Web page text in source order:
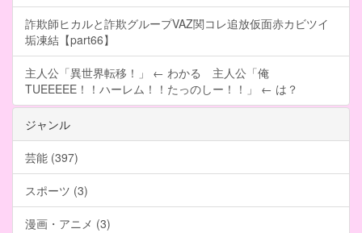
詐欺師ヒカルと詐欺グループVAZ関コレ追放仮面赤カビツイ
垢凍結【part66】
主人公「異世界転移！」 ← わかる 主人公「俺
TUEEEEE！！ハーレム！！たっのしー！！」 ← は？
ジャンル
芸能 (397)
スポーツ (3)
漫画・アニメ (3)